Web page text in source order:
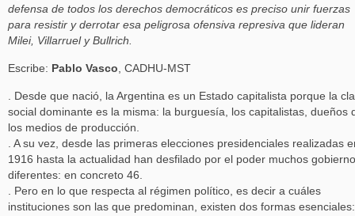
defensa de todos los derechos democráticos es preciso unir fuerzas
para resistir y derrotar esa peligrosa ofensiva represiva que lideran
Milei, Villarruel y Bullrich.
Escribe: Pablo Vasco, CADHU-MST
. Desde que nació, la Argentina es un Estado capitalista porque la
social dominante es la misma: la burguesía, los capitalistas, dueños
los medios de producción.
. A su vez, desde las primeras elecciones presidenciales realizadas
1916 hasta la actualidad han desfilado por el poder muchos
diferentes: en concreto 46.
. Pero en lo que respecta al régimen político, es decir a cuáles
instituciones son las que predominan, existen dos formas esenciales: